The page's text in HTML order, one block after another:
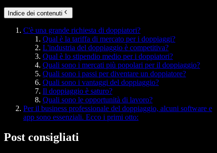
Indice dei contenuti
C'è una grande richiesta di doppiatori?
Qual è la tariffa di mercato per i doppiaggi?
L'industria del doppiaggio è competitiva?
Qual è lo stipendio medio per i doppiatori?
Quali sono i mercati più popolari per il doppiaggio?
Quali sono i passi per diventare un doppiatore?
Quali sono i vantaggi del doppiaggio?
Il doppiaggio è saturo?
Quali sono le opportunità di lavoro?
Per il business professionale del doppiaggio, alcuni software e
app sono essenziali. Ecco i primi otto:
Post consigliati